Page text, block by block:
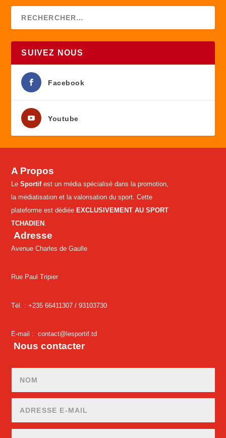
SUIVEZ NOUS
Facebook
Youtube
A Propos
LeSportifest un média spécialisé dans la promotion,
la médiatisation et la valorisation du sport. Cette
plateforme est dédiée EXCLUSIVEMENT AU SPORT
TCHADIEN .
Adresse
Avenue Charles de Gaulle
Rue Paul Tripier
Tél. : +235 66411307 /93103730
E-mail :contact@lesportif.td
Nous contacter